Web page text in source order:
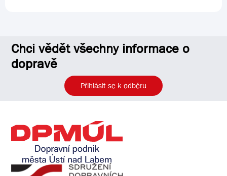
Chci vědět všechny informace o
dopravě
Přihlásit se k odběru